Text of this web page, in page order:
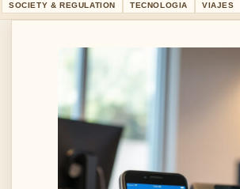
SOCIETY & REGULATION
TECNOLOGIA VIAJES